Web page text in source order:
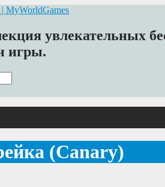
увлекательных
игры.
(Canary)